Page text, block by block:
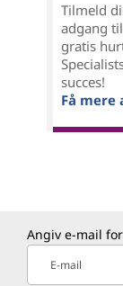
Tilmeld
adgang
gratis
succes!
Få mere
Angiv e-mail
E-mail